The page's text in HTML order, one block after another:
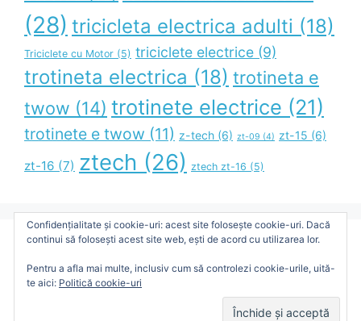
(28) tricicleta electrica adulti (18)
Triciclete cu Motor (5) triciclete electrice (9)
trotineta electrica (18) trotineta e
twow (14) trotinete electrice (21)
trotinete e twow (11) z-tech (6) zt-09 (4) zt-15 (6)
zt-16 (7) ztech (26) ztech zt-16 (5)
Blog Administrat de Bimax Unic Distribution SRL
© 2026 TDVE - Totul despre Vehicule Electrice
Confidențialitate și cookie-uri: acest site folosește cookie-uri. Dacă
continui să folosești acest site web, ești de acord cu utilizarea lor.
Pentru a afla mai multe, inclusiv cum să controlezi cookie-urile, uită-
te aici: Politică cookie-uri